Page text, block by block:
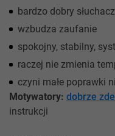
bardzo dobry słuchacz
wzbudza zaufanie
spokojny, stabilny,
raczej nie zmienia
czyni małe poprawki
Motywatory: dobrze
instrukcji